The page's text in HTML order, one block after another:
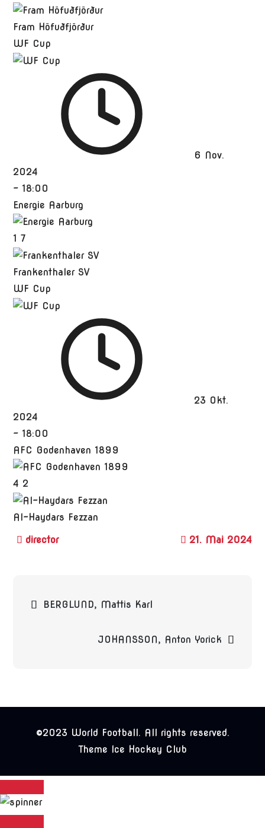
Fram Höfuðfjörður
WF Cup
6 Nov.
2024
- 18:00
Energie Aarburg
17
Frankenthaler SV
WF Cup
23 Okt.
2024
- 18:00
AFC Godenhaven 1899
4 2
Al-Haydars Fezzan
21. Mai 2024
BERGLUND, Mattis Karl
JOHANSSON, Anton Yorick
©2023 World Football. All rights reserved.
Theme Ice Hockey Club